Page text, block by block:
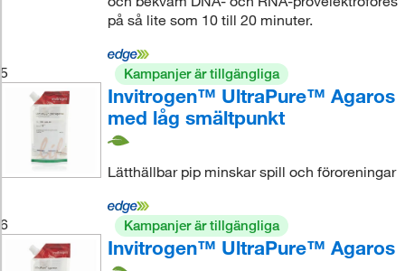
på så lite som 10 till 20 minuter.
5 Kampanjer är tillgängliga
Invitrogen™ UltraPure™ Agaros
med låg smältpunkt
Lätthällbar pip minskar spill och föroreningar
6 Kampanjer är tillgängliga
Invitrogen™ UltraPure™ Agaros